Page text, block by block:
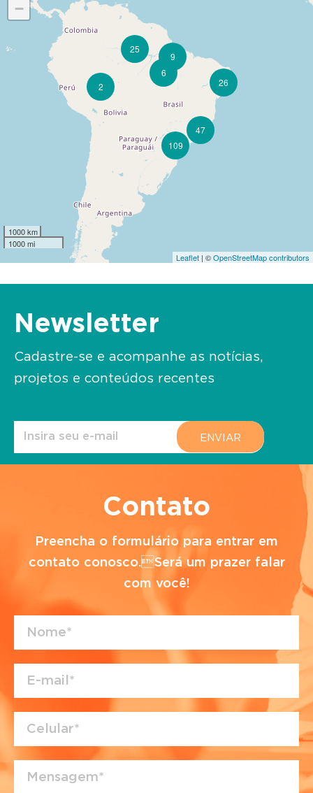
2
9
6
26
25
47
109
−
1000 km
1000 mi
Leaflet | ©OpenStreetMap contributors
Newsletter
Cadastre-se e acompanhe as notícias,
projetos e conteúdos recentes
Contato
Preencha o formulário para entrar em
contato conosco.Será um prazer falar
com você!